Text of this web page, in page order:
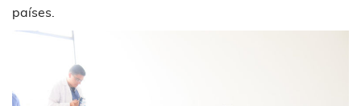
países.